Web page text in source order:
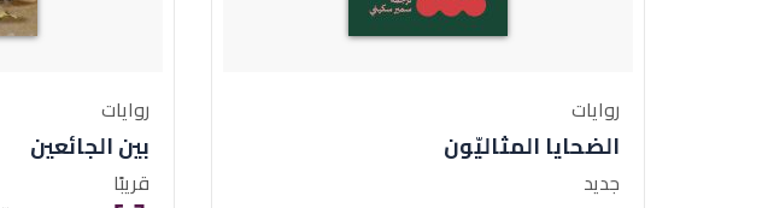
روايات
الضحايا المثاليّون
جديد
روايات
بين الجائعين
قريبًا